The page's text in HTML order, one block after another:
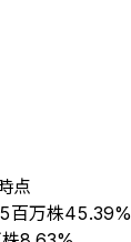
点
百万株45.39%